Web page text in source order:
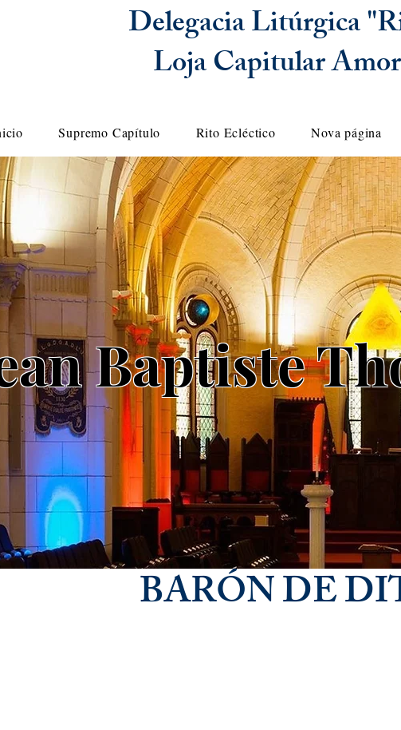
Delegacia Litúrgica
Loja Capitular
Supremo Capítulo Rito Ecléctico Nova página
BARÓN DE
Baptiste